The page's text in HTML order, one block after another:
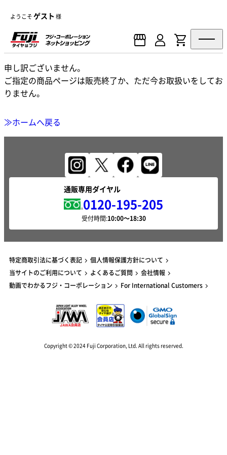
ようこそゲスト 様
申し訳ございません。
ご指定の商品ページは販売終了か、ただ今お取扱いをしてお
りません。
≫ホームへ戻る
通販専用ダイヤル
0120-195-205
受付時間:
特定商取引法に基づく表記
個人情報保護方針について
当サイトのご利用について
よくあるご質問
会社情報
動画でわかるフジ・コーポレーション
For International Customers
Copyright © 2024 Fuji Corporation, Ltd. All rights reserved.